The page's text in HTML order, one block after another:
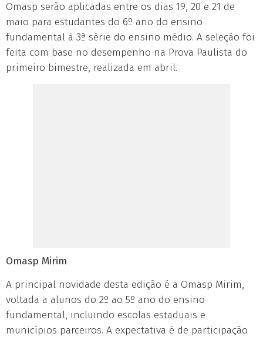
Omasp serão aplicadas entre os dias 19, 20 e 21 de
maio para estudantes do 6º ano do ensino
fundamental à 3ª série do ensino médio. A seleção foi
feita com base no desempenho na Prova Paulista do
primeiro bimestre, realizada em abril.
Omasp Mirim
A principal novidade desta edição é a Omasp Mirim,
voltada a alunos do 2º ao 5º ano do ensino
fundamental, incluindo escolas estaduais e
municípios parceiros. A expectativa é de participação